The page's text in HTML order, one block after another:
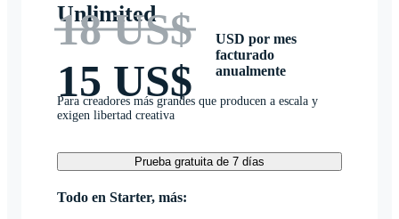
Unlimited
18 US$
15 US$
USD por mes
facturado
anualmente
Para creadores más grandes que producen a escala y
exigen libertad creativa
Prueba gratuita de 7 días
Todo en Starter, más: